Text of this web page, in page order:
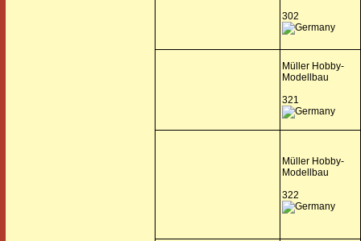
302
Müller Hobby-
Modellbau
321
Müller Hobby-
Modellbau
322